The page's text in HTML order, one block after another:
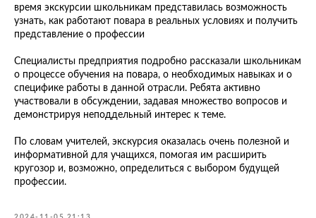
время экскурсии школьникам представилась возможность
узнать, как работают повара в реальных условиях и получить
представление о профессии
Специалисты предприятия подробно рассказали школьникам
о процессе обучения на повара, о необходимых навыках и о
специфике работы в данной отрасли. Ребята активно
участвовали в обсуждении, задавая множество вопросов и
демонстрируя неподдельный интерес к теме.
По словам учителей, экскурсия оказалась очень полезной и
информативной для учащихся, помогая им расширить
кругозор и, возможно, определиться с выбором будущей
профессии.